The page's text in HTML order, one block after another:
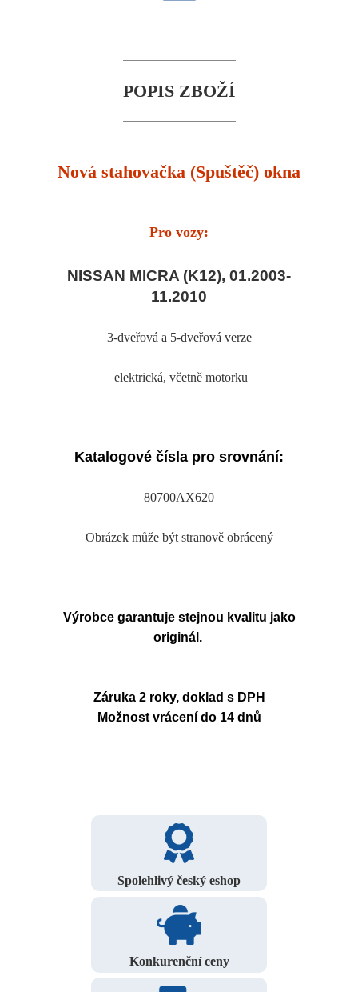
POPIS ZBOŽÍ
Nová stahovačka (Spuštěč) okna
Pro vozy:
NISSAN MICRA (K12), 01.2003-
11.2010
3-dveřová a 5-dveřová verze
elektrická, včetně motorku
Katalogové čísla pro srovnání:
80700AX620
Obrázek může být stranově obrácený
Výrobce garantuje stejnou kvalitu jako
originál.
Záruka 2 roky, doklad s DPH
Možnost vrácení do 14 dnů
Spolehlivý český eshop
Konkurenční ceny